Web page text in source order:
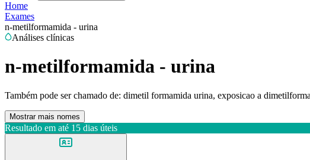
Home
Exames
n-metilformamida - urina
Análises clínicas
n-metilformamida - urina
Também pode ser chamado de: dimetil formamida urina, exposicao a
Mostrar mais nomes
Resultado em até 15 dias úteis